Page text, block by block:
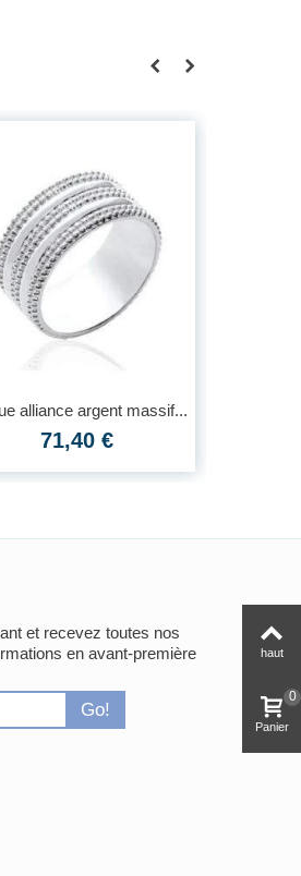
alliance argent massif...
71,40 €
et recevez toutes nos
en avant-première
Go!
haut
Panier
0